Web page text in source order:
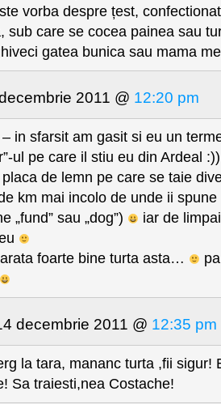
vorba despre țest,
sub care se cocea painea sau
gatea bunica sau mama
2011 @ 12:20 pm
in sfarsit am gasit si eu un
ul pe care il stiu eu din Ardeal
placa de lemn pe care se taie
km mai incolo de unde ii
„fund” sau „dog”)
iar de
foarte bine turta asta…
decembrie 2011 @ 12:35 pm
la tara, mananc turta ,fii sigur!
Sa traiesti,nea Costache!